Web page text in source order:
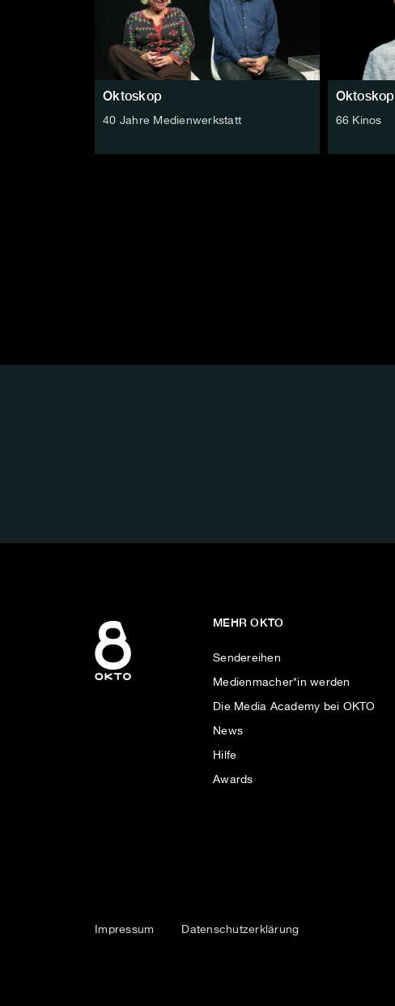
Oktoskop
40 Jahre Medienwerkstatt
Oktoskop
66 Kinos
MEHR OKTO
Sendereihen
Medienmacher*in werden
Die Media Academy bei OKTO
News
Hilfe
Awards
Impressum Datenschutzerklärung